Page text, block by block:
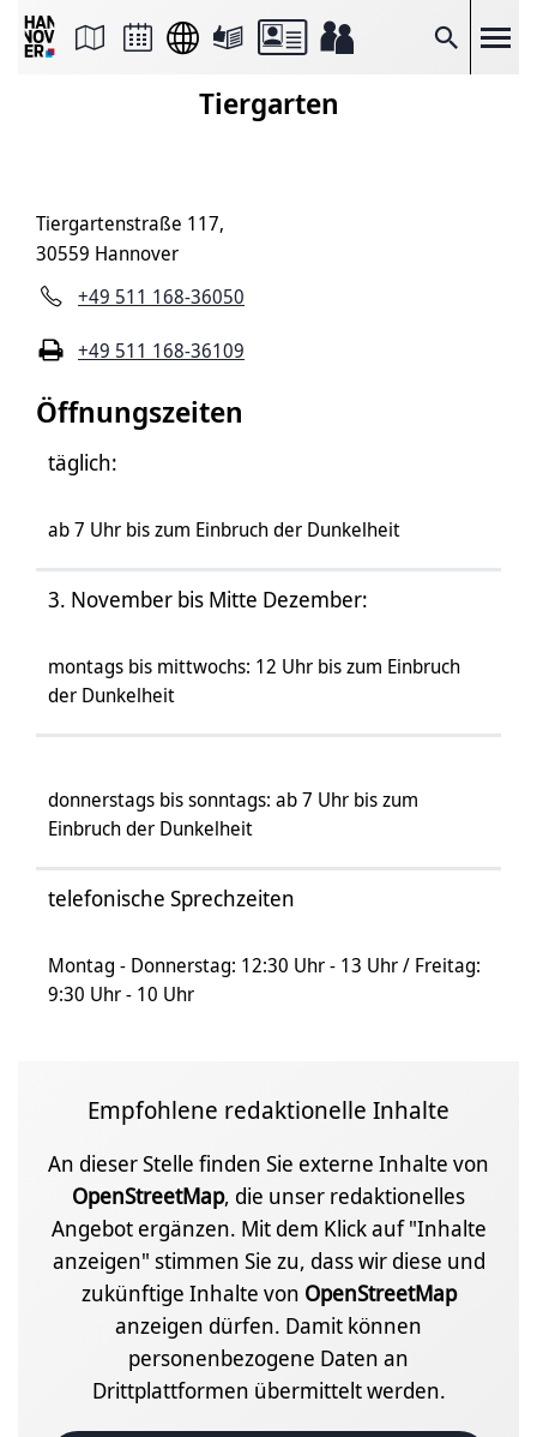
Suche
Seite
Seitenlink
Seite
Drucken
Tiergarten
Tiergartenstraße 117,
30559 Hannover
+49 511 168-36050
+49 511 168-36109
Öffnungszeiten
täglich:
ab 7 Uhr bis zum Einbruch der Dunkelheit
3. November bis Mitte Dezember:
montags bis mittwochs: 12 Uhr bis zum Einbruch
der Dunkelheit
donnerstags bis sonntags: ab 7 Uhr bis zum
Einbruch der Dunkelheit
telefonische Sprechzeiten
Montag - Donnerstag: 12:30 Uhr - 13 Uhr / Freitag:
9:30 Uhr - 10 Uhr
Empfohlene redaktionelle Inhalte
An dieser Stelle finden Sie externe Inhalte von
OpenStreetMap, die unser redaktionelles
Angebot ergänzen. Mit dem Klick auf "Inhalte
anzeigen" stimmen Sie zu, dass wir diese und
zukünftige Inhalte von OpenStreetMap
anzeigen dürfen. Damit können
personenbezogene Daten an
Drittplattformen übermittelt werden.